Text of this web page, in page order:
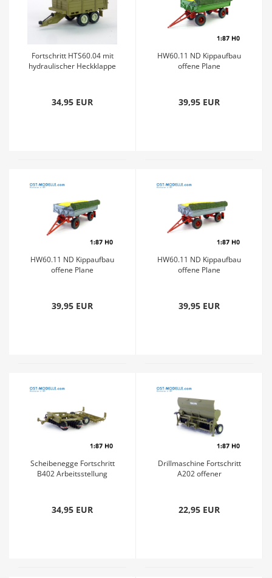
Fortschritt HTS60.04 mit
hydraulischer Heckklappe
34,95 EUR
HW60.11 ND Kippaufbau
offene Plane
39,95 EUR
HW60.11 ND Kippaufbau
offene Plane
39,95 EUR
HW60.11 ND Kippaufbau
offene Plane
39,95 EUR
Scheibenegge Fortschritt
B402 Arbeitsstellung
34,95 EUR
Drillmaschine Fortschritt
A202 offener
22,95 EUR